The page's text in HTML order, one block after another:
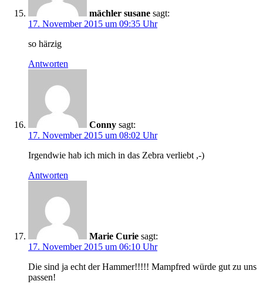
mächler susane sagt:
17. November 2015 um 09:35 Uhr
so härzig
Antworten
Conny sagt:
17. November 2015 um 08:02 Uhr
Irgendwie hab ich mich in das Zebra verliebt ,-)
Antworten
Marie Curie sagt:
17. November 2015 um 06:10 Uhr
Die sind ja echt der Hammer!!!!! Mampfred würde gut zu uns
passen!